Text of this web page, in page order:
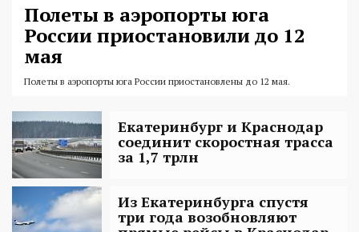
Полеты в аэропорты юга
России приостановили до 12
мая
Полеты в аэропорты юга России приостановлены до 12 мая.
Екатеринбург и Краснодар
соединит скоростная трасса
за 1,7 трлн
Из Екатеринбурга спустя
три года возобновляют